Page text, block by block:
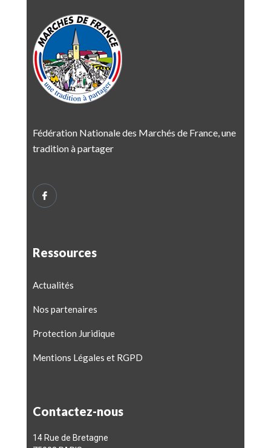
Fédération Nationale des Marchés de France, une
tradition à partager
Ressources
Actualités
Nos partenaires
Protection Juridique
Mentions Légales et RGPD
Contactez-nous
14 Rue de Bretagne